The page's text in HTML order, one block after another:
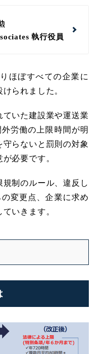
執行役員
ほぼすべての企業に
られました。
ていた建設業や運送業
労働の上限時間が明
らないと罰則の対象
必要です。
制のルール、違反し
変更点、企業に求め
いきます。